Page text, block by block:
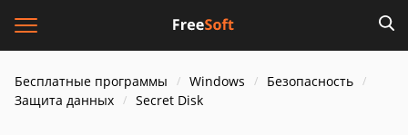
Бесплатные программы Windows
Безопасность
Защита данных
Secret Disk